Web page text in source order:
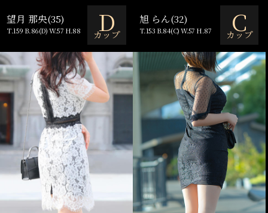
望月 那央(35)
T.159 B.86(D) W.57 H.88 D
カップ
旭 らん(32)
T.153 B.84(C) W.57 H.87 C
カップ